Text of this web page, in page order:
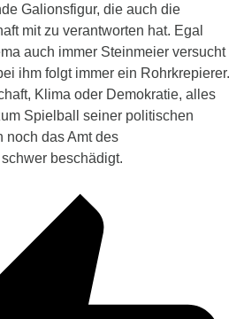
Galionsfigur, die auch die
mit zu verantworten hat. Egal
auch immer Steinmeier versucht
ihm folgt immer ein Rohrkrepierer.
Klima oder Demokratie, alles
Spielball seiner politischen
noch das Amt des
beschädigt.